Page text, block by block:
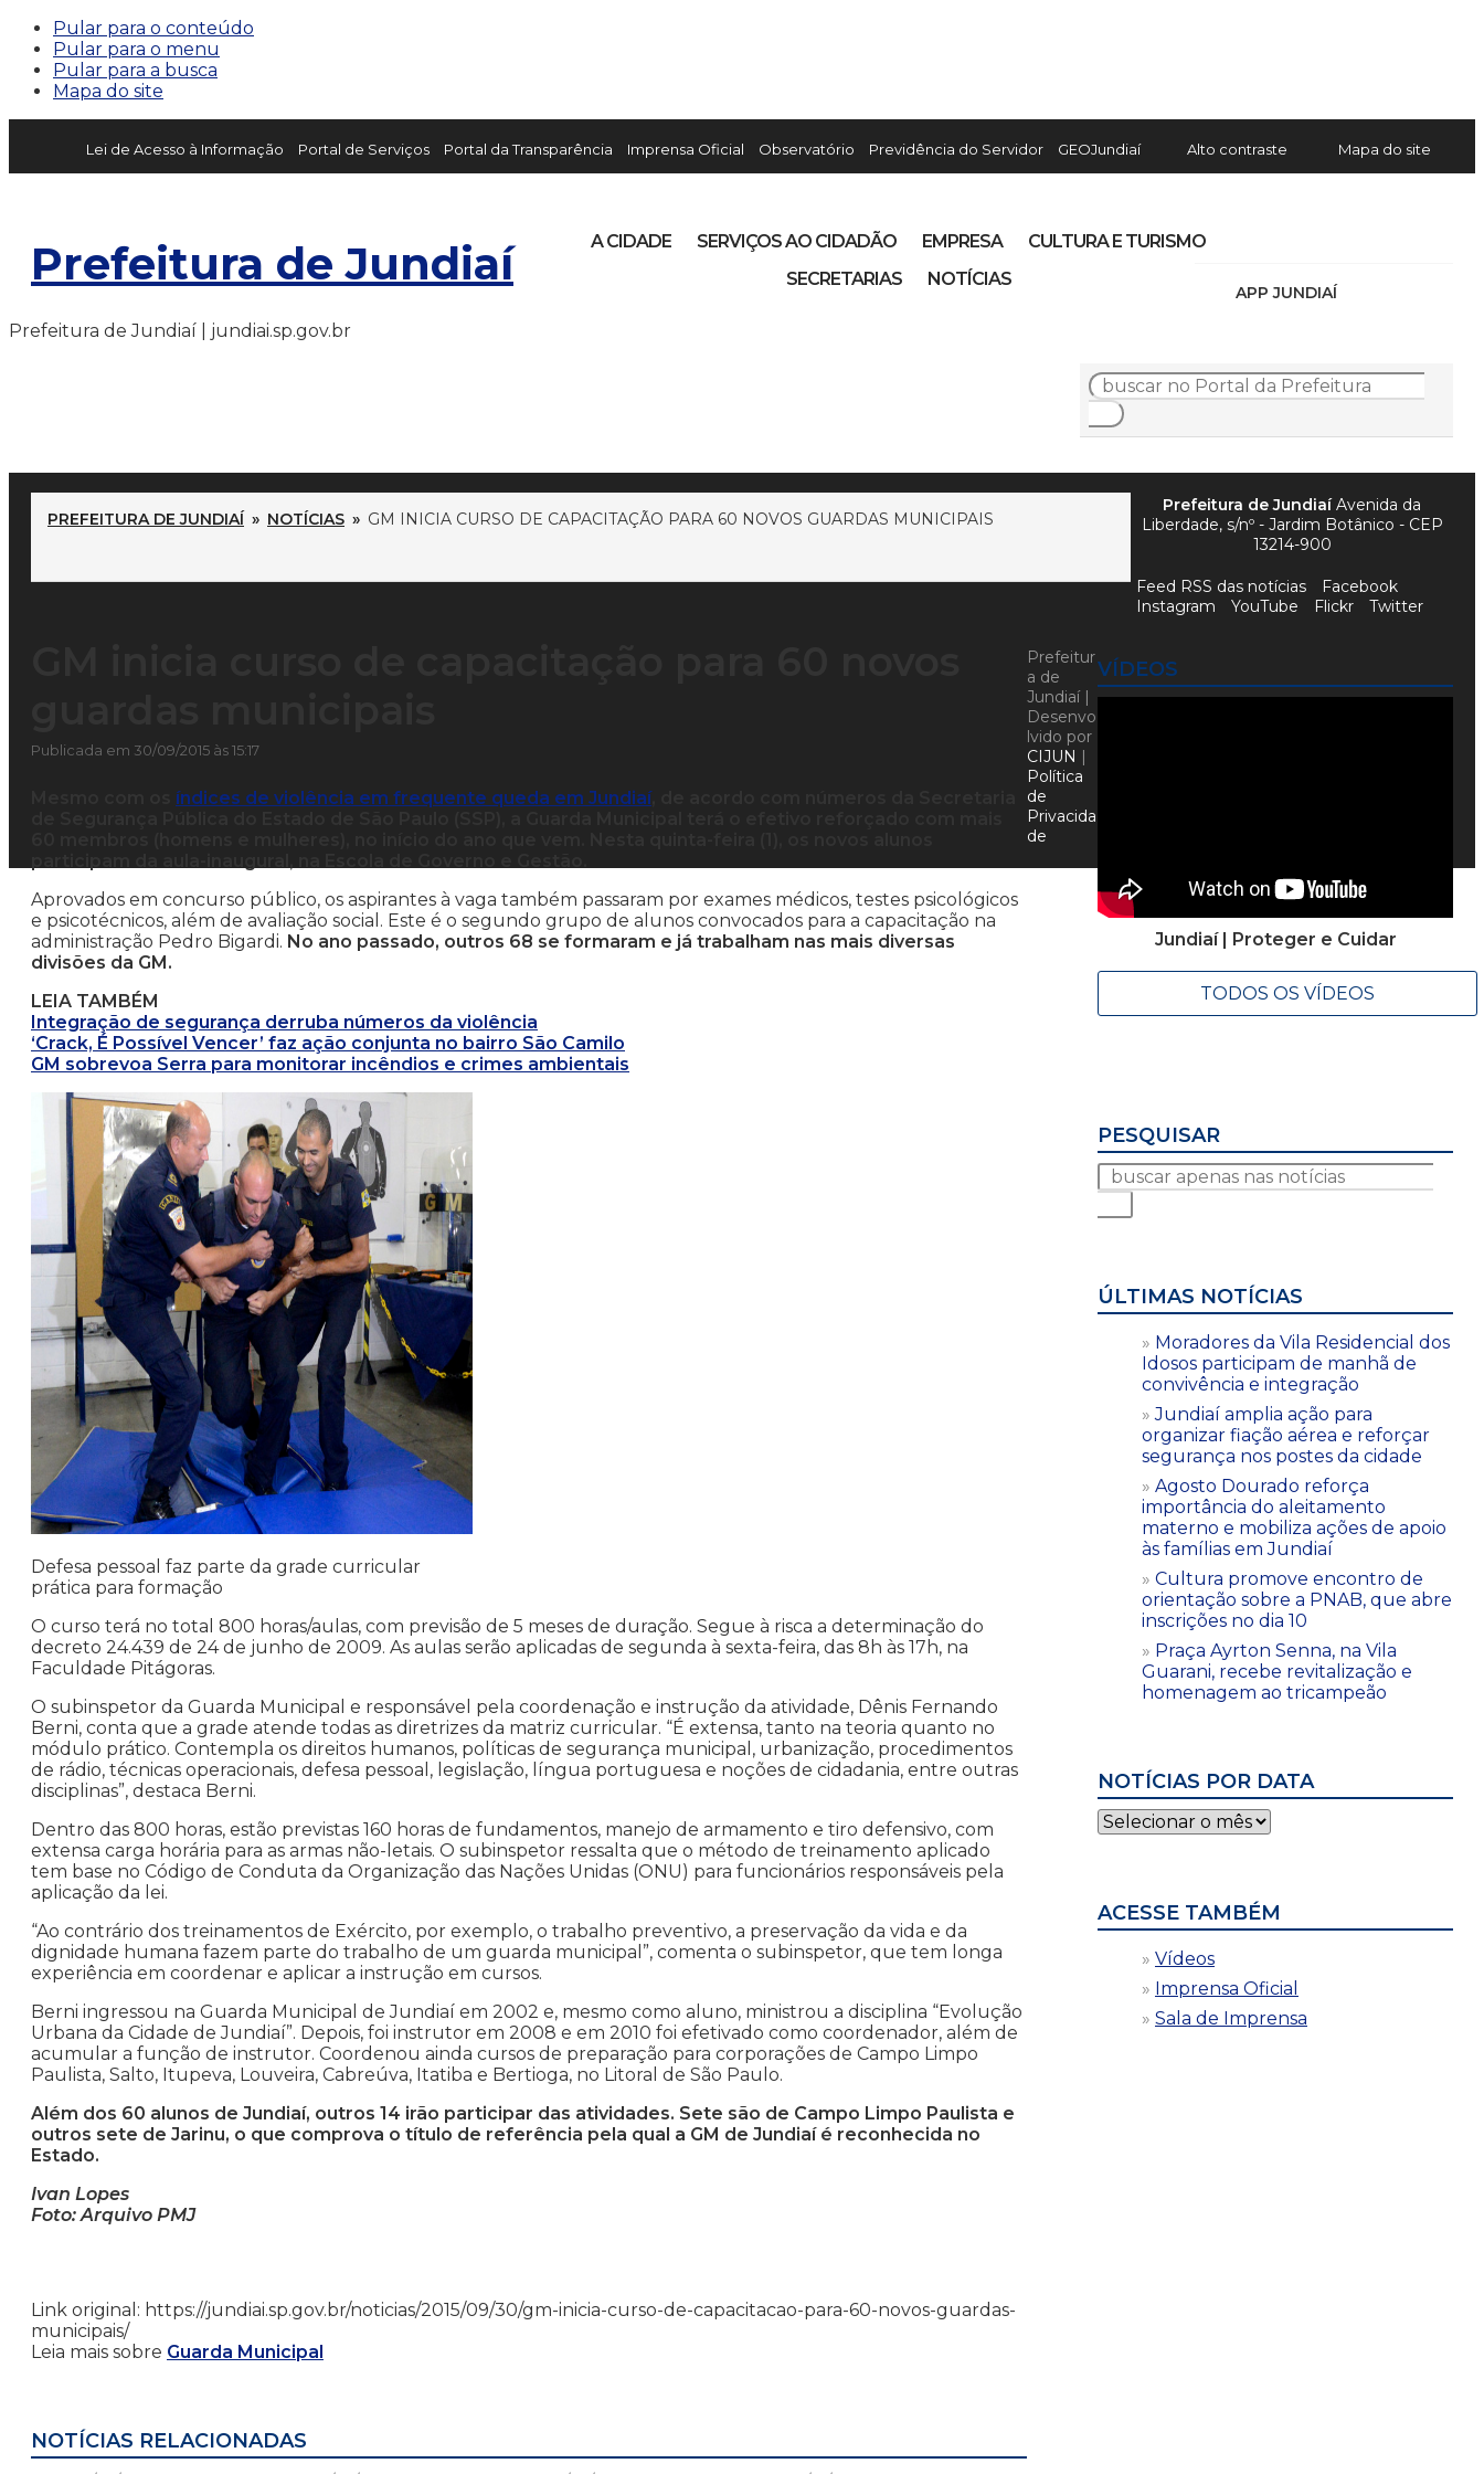
Pular para o conteúdo
Pular para o menu
Pular para a busca
Mapa do site
Lei de Acesso à Informação Portal de Serviços Portal da Transparência Imprensa Oficial Observatório Previdência do Servidor GEOJundiaí Alto contraste Mapa do site
Prefeitura de Jundiaí
APP JUNDIAÍ
A CIDADE SERVIÇOS AO CIDADÃO EMPRESA
CULTURA E TURISMO
SECRETARIAS
NOTÍCIAS
Prefeitura de Jundiaí | jundiai.sp.gov.br
PREFEITURA DE JUNDIAÍ » NOTÍCIAS » GM INICIA CURSO DE CAPACITAÇÃO PARA 60 NOVOS GUARDAS MUNICIPAIS
Publicada em 30/09/2015 às 15:17
índices de violência em frequente queda em Jundiaí, de acordo com números da Secretaria
Aprovados em concurso público, os aspirantes à vaga também passaram por exames médicos, testes psicológicos
e psicotécnicos, além de avaliação social. Este é o segundo grupo de alunos convocados para a capacitação na
administração Pedro Bigardi. No ano passado, outros 68 se formaram e já trabalham nas mais diversas
divisões da GM.
LEIA TAMBÉM
Integração de segurança derruba números da violência
‘Crack, É Possível Vencer’ faz ação conjunta no bairro São Camilo
GM sobrevoa Serra para monitorar incêndios e crimes ambientais
Defesa pessoal faz parte da grade curricular
prática para formação
O curso terá no total 800 horas/aulas, com previsão de 5 meses de duração. Segue à risca a determinação do
decreto 24.439 de 24 de junho de 2009. As aulas serão aplicadas de segunda à sexta-feira, das 8h às 17h, na
Faculdade Pitágoras.
O subinspetor da Guarda Municipal e responsável pela coordenação e instrução da atividade, Dênis Fernando
Berni, conta que a grade atende todas as diretrizes da matriz curricular. “É extensa, tanto na teoria quanto no
módulo prático. Contempla os direitos humanos, políticas de segurança municipal, urbanização, procedimentos
de rádio, técnicas operacionais, defesa pessoal, legislação, língua portuguesa e noções de cidadania, entre outras
disciplinas”, destaca Berni.
Dentro das 800 horas, estão previstas 160 horas de fundamentos, manejo de armamento e tiro defensivo, com
extensa carga horária para as armas não-letais. O subinspetor ressalta que o método de treinamento aplicado
tem base no Código de Conduta da Organização das Nações Unidas (ONU) para funcionários responsáveis pela
aplicação da lei.
“Ao contrário dos treinamentos de Exército, por exemplo, o trabalho preventivo, a preservação da vida e da
dignidade humana fazem parte do trabalho de um guarda municipal”, comenta o subinspetor, que tem longa
experiência em coordenar e aplicar a instrução em cursos.
Berni ingressou na Guarda Municipal de Jundiaí em 2002 e, mesmo como aluno, ministrou a disciplina “Evolução
Urbana da Cidade de Jundiaí”. Depois, foi instrutor em 2008 e em 2010 foi efetivado como coordenador, além de
acumular a função de instrutor. Coordenou ainda cursos de preparação para corporações de Campo Limpo
Paulista, Salto, Itupeva, Louveira, Cabreúva, Itatiba e Bertioga, no Litoral de São Paulo.
Além dos 60 alunos de Jundiaí, outros 14 irão participar das atividades. Sete são de Campo Limpo Paulista e
outros sete de Jarinu, o que comprova o título de referência pela qual a GM de Jundiaí é reconhecida no
Estado.
Ivan Lopes
Foto: Arquivo PMJ
Link original: https://jundiai.sp.gov.br/noticias/2015/09/30/gm-inicia-curso-de-capacitacao-para-60-novos-guardas-
municipais/
Leia mais sobre Guarda Municipal
NOTÍCIAS RELACIONADAS
VÍDEOS
Jundiaí | Proteger e Cuidar
TODOS OS VÍDEOS
PESQUISAR
ÚLTIMAS NOTÍCIAS
Moradores da Vila Residencial dos
Idosos participam de manhã de
convivência e integração
Jundiaí amplia ação para
organizar fiação aérea e reforçar
segurança nos postes da cidade
Agosto Dourado reforça
importância do aleitamento
materno e mobiliza ações de apoio
às famílias em Jundiaí
Cultura promove encontro de
orientação sobre a PNAB, que abre
inscrições no dia 10
Praça Ayrton Senna, na Vila
Guarani, recebe revitalização e
homenagem ao tricampeão
NOTÍCIAS POR DATA
Notícias
por
ACESSE TAMBÉM
Vídeos
Imprensa Oficial
Sala de Imprensa
Prefeitura de JundiaíAvenida da
Liberdade, s/nº - Jardim Botânico - CEP
13214-900
Feed RSS das notícias
Facebook
Instagram
YouTube Flickr Twitter
Prefeitur
a de
Jundiaí |
Desenvo
lvido por
CIJUN |
Política
de
Privacida
de